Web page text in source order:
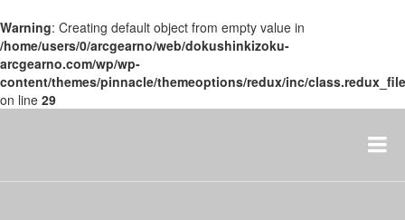
Warning: Creating default object from empty value in
/home/users/0/arcgearno/web/dokushinkizoku-
arcgearno.com/wp/wp-
content/themes/pinnacle/themeoptions/redux/inc/
on line 29